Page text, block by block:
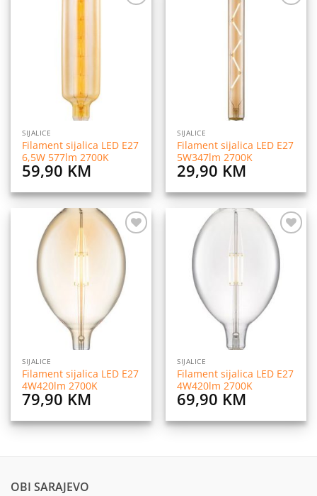
SIJALICE
Filament sijalica LED E27
6,5W 577lm 2700K
59,90 KM
SIJALICE
Filament sijalica LED E27
5W347lm 2700K
29,90 KM
Dodaj
želja
SIJALICE
Filament sijalica LED E27
4W420lm 2700K
79,90 KM
Dodaj
listu
želja
SIJALICE
Filament sijalica LED E27
4W420lm 2700K
69,90 KM
OBI SARAJEVO